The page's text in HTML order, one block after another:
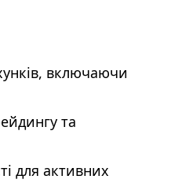
включаючи
та
для активних